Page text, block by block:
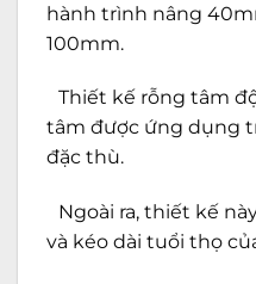
hành trình nâng
100mm.
Thiết kế rỗng tâm
tâm được ứng dụng
đặc thù.
Ngoài ra, thiết kế
và kéo dài tuổi thọ